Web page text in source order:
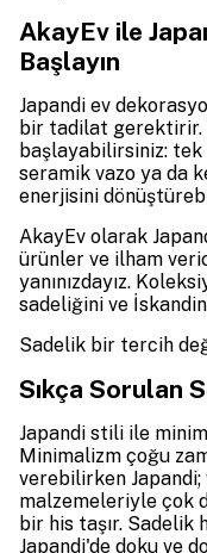
AkayEv ile
Başlayın
Japandi ev
bir tadilat
başlayabilirsiniz: tek
seramik vazo ya da
enerjisini
AkayEv olarak
ürünler ve ilham
yanınızdayız.
sadeliğini ve
Sadelik bir tercih
Sıkça Sorulan
Japandi stili ile
Minimalizm çoğu
verebilirken
malzemeleriyle çok
bir his taşır. Sadelik
Japandi'de doku ve